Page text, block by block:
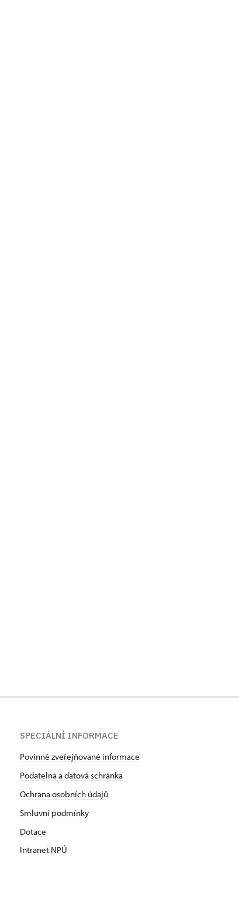
SPECIÁLNÍ INFORMACE
Povinně zveřejňované informace
Podatelna a datová schránka
Ochrana osobních údajů
Smluvní podmínky
Dotace
Intranet NPÚ